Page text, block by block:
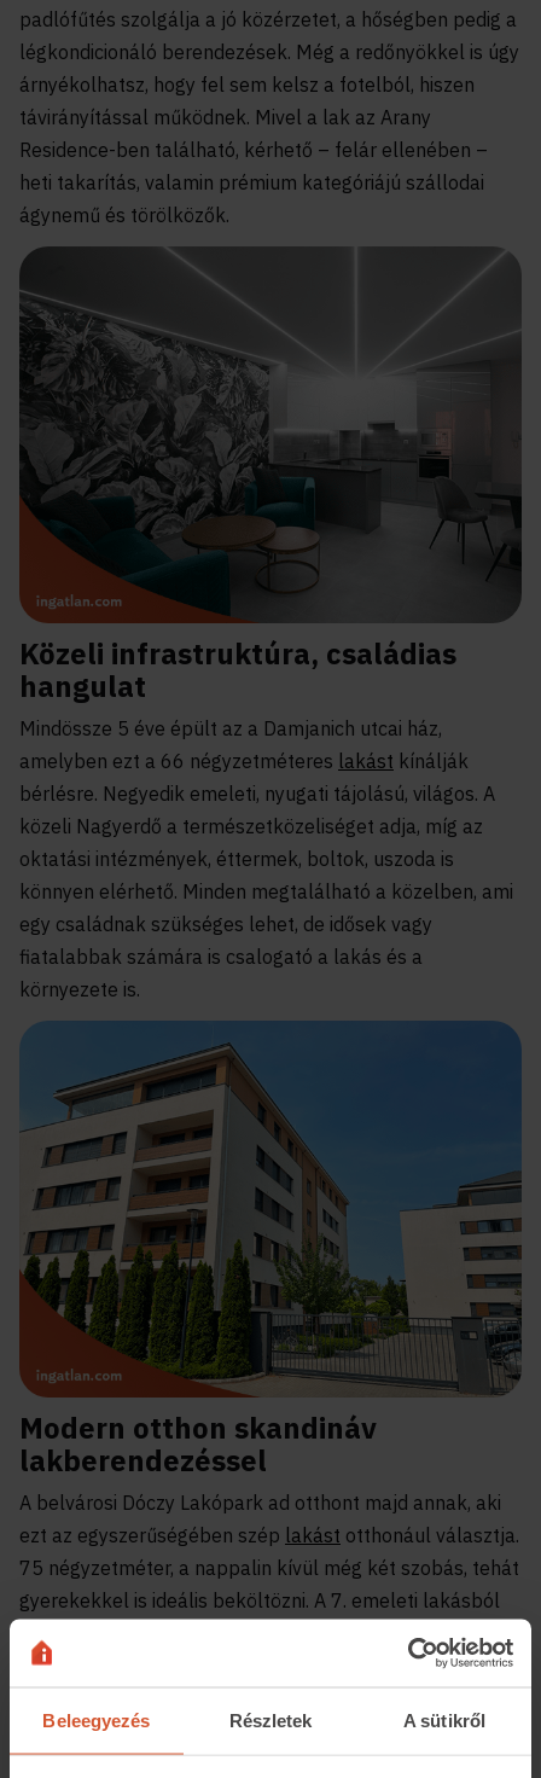
Beleegyezés Részletek A sütikről
padlófűtés szolgálja a jó közérzetet, a hőségben pedig a
légkondicionáló berendezések. Még a redőnyökkel is úgy
árnyékolhatsz, hogy fel sem kelsz a fotelból, hiszen
távirányítással működnek. Mivel a lak az Arany
Residence-ben található, kérhető – felár ellenében –
heti takarítás, valamin prémium kategóriájú szállodai
ágynemű és törölközők.
Közeli infrastruktúra, családias
hangulat
Mindössze 5 éve épült az a Damjanich utcai ház,
amelyben ezt a 66 négyzetméteres lakást kínálják
bérlésre. Negyedik emeleti, nyugati tájolású, világos. A
közeli Nagyerdő a természetközeliséget adja, míg az
oktatási intézmények, éttermek, boltok, uszoda is
könnyen elérhető. Minden megtalálható a közelben, ami
egy családnak szükséges lehet, de idősek vagy
fiatalabbak számára is csalogató a lakás és a
környezete is.
Modern otthon skandináv
lakberendezéssel
A belvárosi Dóczy Lakópark ad otthont majd annak, aki
ezt az egyszerűségében szép lakást otthonául választja.
75 négyzetméter, a nappalin kívül még két szobás, tehát
gyerekekkel is ideális beköltözni. A 7. emeleti lakásból
az egész parkra csodás kilátás nyílik. Kocsibeálló is
tartozik az ingatlanhoz. Ha ezt a lakást veszed ki, egy
gépekkel, LED-világítással, hang- és hőszigeteléssel,
elektromos redőnnyel és természetesen internettel.